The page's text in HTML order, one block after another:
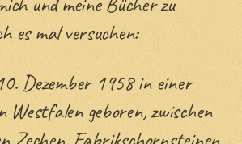
Einblicke
es mal versuchen:
Dezember 1958 in einer
geboren, zwischen